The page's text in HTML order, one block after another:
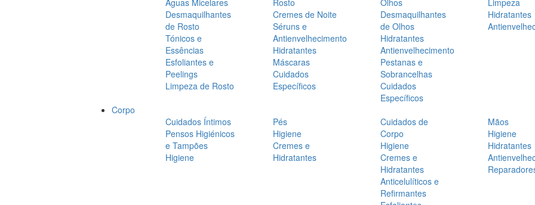
Águas Micelares
Desmaquilhantes
de Rosto
Tónicos e
Essências
Esfoliantes e
Peelings
Limpeza de Rosto
Rosto
Cremes de Noite
Séruns e
Antienvelhecimento
Hidratantes
Máscaras
Cuidados
Específicos
Olhos
Desmaquilhantes
de Olhos
Hidratantes
Antienvelhecimento
Pestanas e
Sobrancelhas
Cuidados
Específicos
Limpeza
Hidratantes
Corpo
Cuidados Íntimos
Pensos Higiénicos
e Tampões
Higiene
Pés
Higiene
Cremes e
Hidratantes
Cuidados de
Corpo
Higiene
Cremes e
Hidratantes
Anticelulíticos e
Refirmantes
Mãos
Higiene
Hidratantes